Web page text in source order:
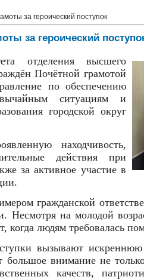
за героический поступок
за героический
отделения высшего
Почётной грамотой
по обеспечению
ситуациям и
городской округ
находчивость,
действия при
за активное участие в
гражданской
на молодой
когда людям требовалась
вызывают искреннюю
внимание не
качеств,